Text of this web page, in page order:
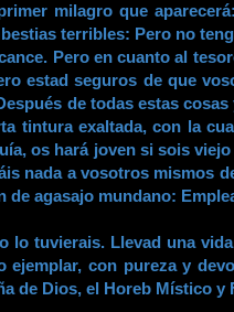
milagro que
terribles: Pero no
Pero en cuanto al
estad seguros de que
de todas estas
tintura exaltada, con la
os hará joven si sois
nada a vosotros mismos
agasajo mundano:
lo tuvierais. Llevad una
con pureza y
de Dios, el Horeb Místico